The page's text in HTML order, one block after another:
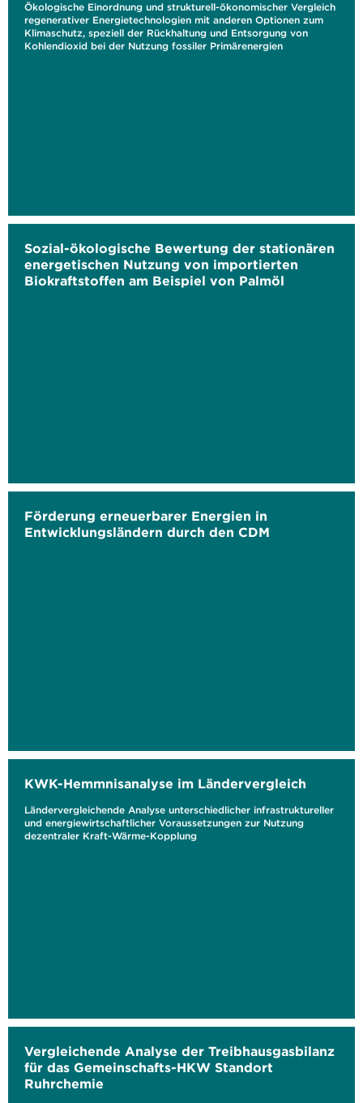
Ökologische Einordnung und strukturell-ökonomischer Vergleich
regenerativer Energietechnologien mit anderen Optionen zum
Klimaschutz, speziell der Rückhaltung und Entsorgung von
Kohlendioxid bei der Nutzung fossiler Primärenergien
Sozial-ökologische Bewertung der stationären
energetischen Nutzung von importierten
Biokraftstoffen am Beispiel von Palmöl
Förderung erneuerbarer Energien in
Entwicklungsländern durch den CDM
KWK-Hemmnisanalyse im Ländervergleich
Ländervergleichende Analyse unterschiedlicher infrastruktureller
und energiewirtschaftlicher Voraussetzungen zur Nutzung
dezentraler Kraft-Wärme-Kopplung
Vergleichende Analyse der Treibhausgasbilanz
für das Gemeinschafts-HKW Standort
Ruhrchemie